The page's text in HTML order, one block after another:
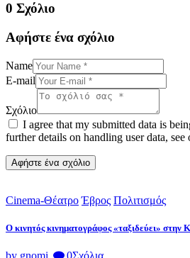
0 Σχόλιο
Αφήστε ένα σχόλιο
Name
E-mail
Σχόλιο
I agree that my submitted data is
further details on handling user data, see
Cinema-Θέατρο Έβρος Πολιτισμός
Ο κινητός κινηματογράφος «ταξιδεύει» στην
by gnomi 0Σχόλια